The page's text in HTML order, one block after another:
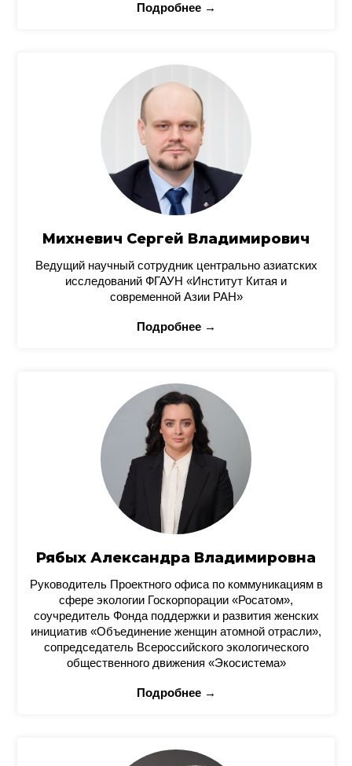
Подробнее →
Михневич Сергей Владимирович
Ведущий научный сотрудник центрально азиатских
исследований ФГАУН «Институт Китая и
современной Азии РАН»
Подробнее →
Рябых Александра Владимировна
Руководитель Проектного офиса по коммуникациям в
сфере экологии Госкорпорации «Росатом»,
соучредитель Фонда поддержки и развития женских
инициатив «Объединение женщин атомной отрасли»,
сопредседатель Всероссийского экологического
общественного движения «Экосистема»
Подробнее →